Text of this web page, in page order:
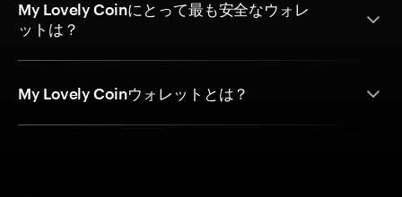
My Lovely Coinにとって最も安全なウォレ
ットは？
My Lovely Coinウォレットとは？